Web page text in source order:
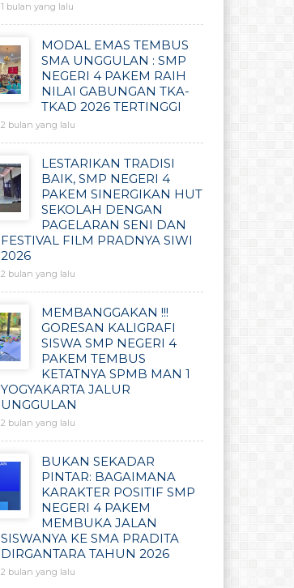
1 bulan yang lalu
MODAL EMAS TEMBUS
SMA UNGGULAN : SMP
NEGERI 4 PAKEM RAIH
NILAI GABUNGAN TKA-
TKAD 2026 TERTINGGI
2 bulan yang lalu
LESTARIKAN TRADISI
BAIK, SMP NEGERI 4
PAKEM SINERGIKAN HUT
SEKOLAH DENGAN
PAGELARAN SENI DAN
FESTIVAL FILM PRADNYA SIWI
2026
2 bulan yang lalu
MEMBANGGAKAN !!!
GORESAN KALIGRAFI
SISWA SMP NEGERI 4
PAKEM TEMBUS
KETATNYA SPMB MAN 1
YOGYAKARTA JALUR
UNGGULAN
2 bulan yang lalu
BUKAN SEKADAR
PINTAR: BAGAIMANA
KARAKTER POSITIF SMP
NEGERI 4 PAKEM
MEMBUKA JALAN
SISWANYA KE SMA PRADITA
DIRGANTARA TAHUN 2026
2 bulan yang lalu